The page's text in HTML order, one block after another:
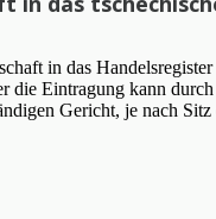
in das
die Eintragung kann
Gericht, je nach